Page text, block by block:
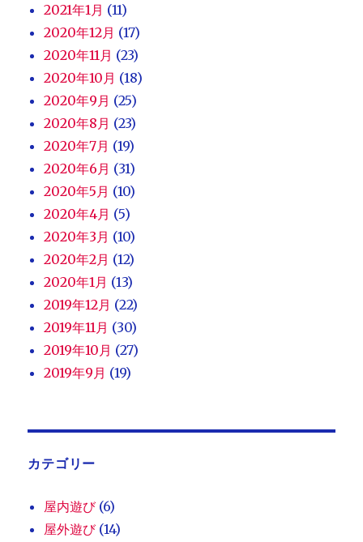
2021年1月 (11)
2020年12月 (17)
2020年11月 (23)
2020年10月 (18)
2020年9月 (25)
2020年8月 (23)
2020年7月 (19)
2020年6月 (31)
2020年5月 (10)
2020年4月 (5)
2020年3月 (10)
2020年2月 (12)
2020年1月 (13)
2019年12月 (22)
2019年11月 (30)
2019年10月 (27)
2019年9月 (19)
カテゴリー
屋内遊び(6)
屋外遊び(14)